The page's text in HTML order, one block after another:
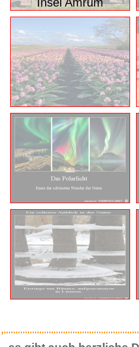
Insel Amrum